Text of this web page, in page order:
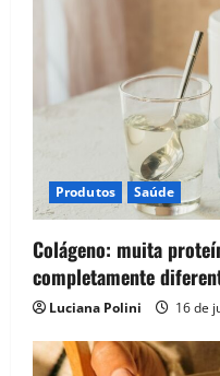
Produtos Saúde
Colágeno: muita
completamente
Luciana Polini 16 de